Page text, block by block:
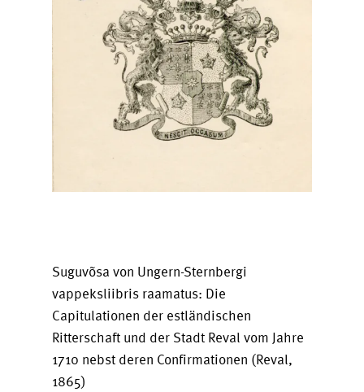
Suguvõsa von Ungern-Sternbergi
vappeksliibris raamatus: Die
Capitulationen der estländischen
Ritterschaft und der Stadt Reval vom Jahre
1710 nebst deren Confirmationen (Reval,
1865)